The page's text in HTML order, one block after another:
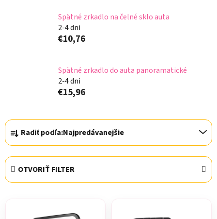
Spätné zrkadlo na čelné sklo auta
2-4 dni
€10,76
Spätné zrkadlo do auta panoramatické
2-4 dni
€15,96
R
a
d
e
n
Radiť podľa:Najpredávanejšie
OTVORIŤ FILTER